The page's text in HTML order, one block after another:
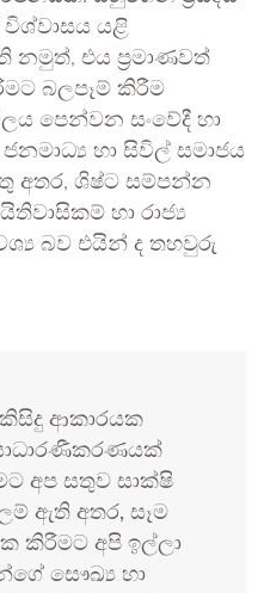
යළි
නමුත්, එය ප්‍රමාණවත්
බලපෑම් කිරීම
පෙන්වන සංවේදී හා
හා සිවිල් සමාජය
අතර, ශිෂ්ට සම්පන්න
හා රාජ්‍ය
බව එයින් ද තහවුරු
කිසිදු ආකාරයක
අප සතුව සාක්ෂි
ඇති අතර, සෑම
කිරීමට අපි ඉල්ලා
සෞඛ්‍ය හා